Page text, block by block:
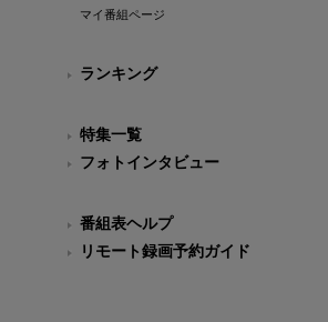
マイ番組ページ
ランキング
特集一覧
フォトインタビュー
番組表ヘルプ
リモート録画予約ガイド